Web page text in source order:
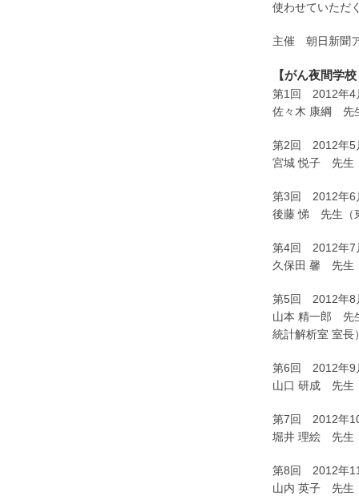
使わせていただ
主催 朝日新聞
【がん夜間学
第1回 2012年4
佐々木 康綱 先
第2回 2012年5
宮城 悦子 先生
第3回 2012年6
後藤 悌 先生（
第4回 2012年7
久保田 馨 先生
第5回 2012年8
山本 精一郎 先
統計解析室 室長
第6回 2012年9
山口 研成 先生
第7回 2012年
堀井 理絵 先生
第8回 2012年
山内 英子 先生